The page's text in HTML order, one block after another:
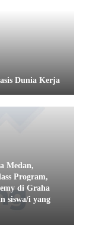
Dunia Kerja
Medan,
Program,
di Graha
siswa/i yang